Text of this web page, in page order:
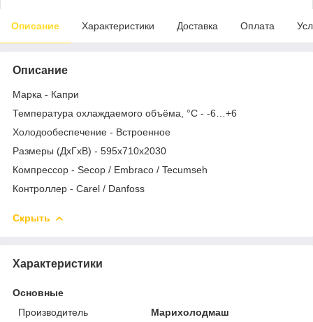
Описание Характеристики Доставка Оплата
Описание
Марка - Капри
Температура охлаждаемого объёма, °C - -6…+6
Холодообеспечение - Встроенное
Размеры (ДхГхВ) - 595x710x2030
Компрессор - Secop / Embraco / Tecumseh
Контроллер - Carel / Danfoss
Скрыть
Характеристики
Основные
Производитель
Марихолодмаш